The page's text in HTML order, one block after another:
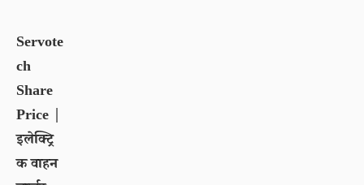
Servote
ch
Share
Price |
इलेक्ट्रि
क वाहन